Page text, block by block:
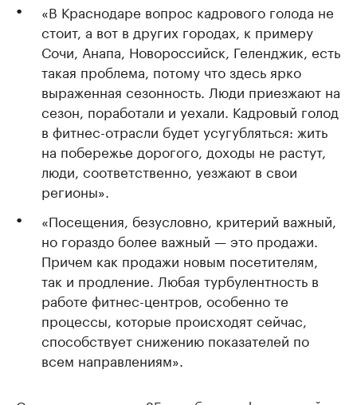
«В Краснодаре вопрос кадрового голода не
стоит, а вот в других городах, к примеру
Сочи, Анапа, Новороссийск, Геленджик, есть
такая проблема, потому что здесь ярко
выраженная сезонность. Люди приезжают на
сезон, поработали и уехали. Кадровый голод
в фитнес-отрасли будет усугубляться: жить
на побережье дорогого, доходы не растут,
люди, соответственно, уезжают в свои
регионы».
«Посещения, безусловно, критерий важный,
но гораздо более важный — это продажи.
Причем как продажи новым посетителям,
так и продление. Любая турбулентность в
работе фитнес-центров, особенно те
процессы, которые происходят сейчас,
способствует снижению показателей по
всем направлениям».